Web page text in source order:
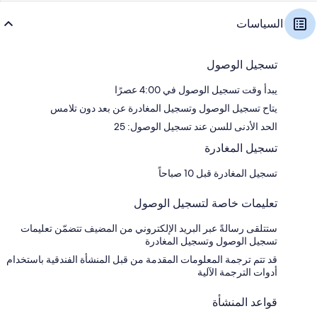
السياسات
تسجيل الوصول
يبدأ وقت تسجيل الوصول في 4:00 عصرًا
يتاح تسجيل الوصول وتسجيل المغادرة عن بعد دون تلامس
الحد الأدنى للسن عند تسجيل الوصول: 25
تسجيل المغادرة
تسجيل المغادرة قبل 10 صباحاً
تعليمات خاصة لتسجيل الوصول
ستتلقى رسالةً عبر البريد الإلكتروني من المضيف تتضمّن تعليمات
تسجيل الوصول وتسجيل المغادرة
قد تتم ترجمة المعلومات المقدمة من قبل المنشأة الفندقية باستخدام
أدوات الترجمة الآلية
قواعد المنشأة